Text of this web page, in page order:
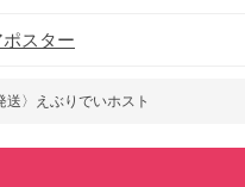
ポスター
送〉えぶりでいホスト